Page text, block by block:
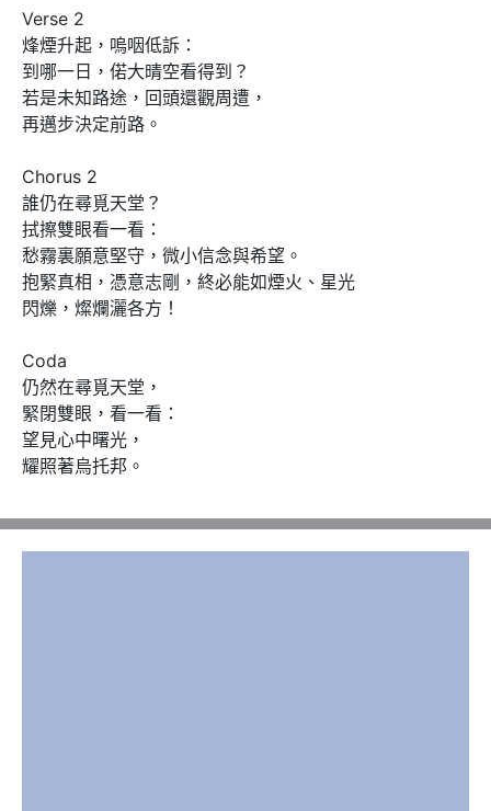
Verse 2
烽煙升起，嗚咽低訴：
到哪一日，偌大晴空看得到？
若是未知路途，回頭還觀周遭，
再邁步決定前路。
Chorus 2
誰仍在尋覓天堂？
拭擦雙眼看一看：
愁霧裏願意堅守，微小信念與希望。
抱緊真相，憑意志剛，終必能如煙火、星光
閃爍，燦爛灑各方！
Coda
仍然在尋覓天堂，
緊閉雙眼，看一看：
望見心中曙光，
耀照著烏托邦。